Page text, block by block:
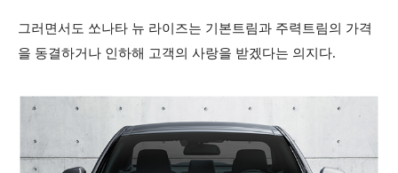
그러면서도 쏘나타 뉴 라이즈는 기본트림과 주력트림의 가격
을 동결하거나 인하해 고객의 사랑을 받겠다는 의지다.